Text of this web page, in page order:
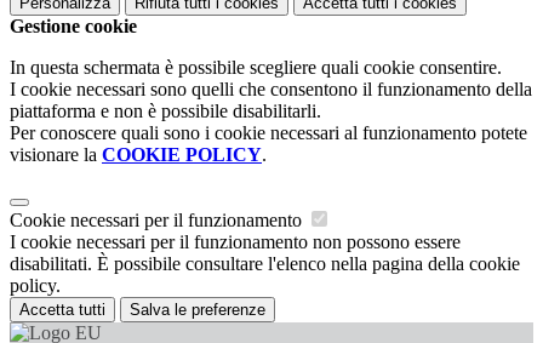
Gestione cookie
In questa schermata è possibile scegliere quali cookie consentire.
I cookie necessari sono quelli che consentono il funzionamento della
piattaforma e non è possibile disabilitarli.
Per conoscere quali sono i cookie necessari al funzionamento potete
visionare la COOKIE POLICY.
Cookie necessari per il funzionamento
I cookie necessari per il funzionamento non possono essere
disabilitati. È possibile consultare l'elenco nella pagina della cookie
policy.
Accetta tutti Salva le preferenze